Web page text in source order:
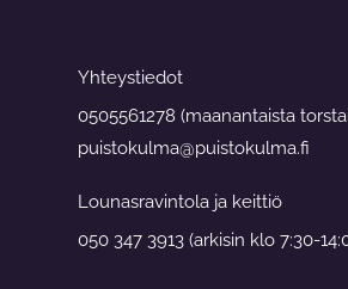
Yhteystiedot
0505561278 (maanantaista
puistokulma@puistokulma.fi
Lounasravintola ja keittiö
050 347 3913 (arkisin klo 7:30-